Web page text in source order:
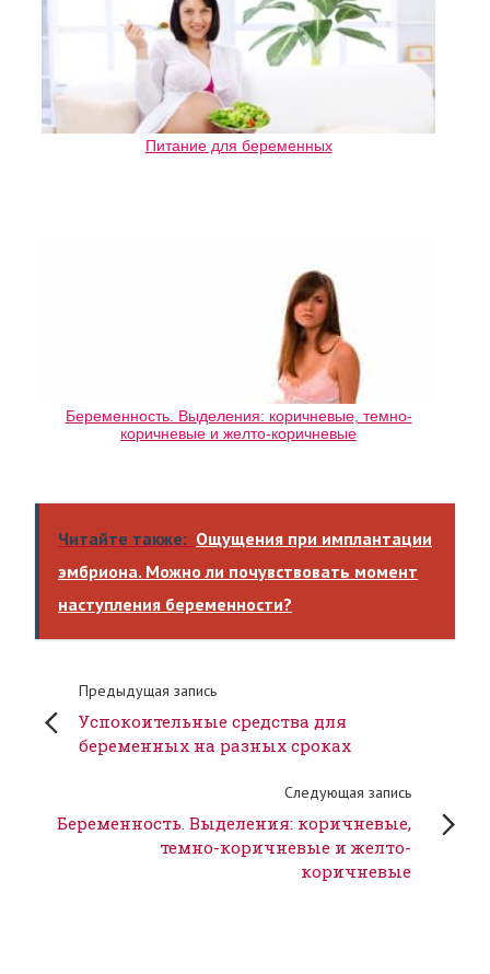
Питание для беременных
Беременность. Выделения: коричневые, темно-
коричневые и желто-коричневые
Читайте также: Ощущения при имплантации
эмбриона. Можно ли почувствовать момент
наступления беременности?
Предыдущая запись
Успокоительные средства для
беременных на разных сроках
Следующая запись
Беременность. Выделения: коричневые,
темно-коричневые и желто-
коричневые